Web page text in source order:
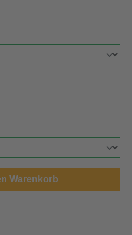
Wert ein
Warenkorb